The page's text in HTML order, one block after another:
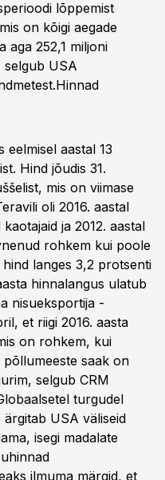
lõppemist
on kõigi aegade
aga 252,1 miljoni
USA
Hinnad
eelmisel aastal 13
Hind jõudis 31.
mis on viimase
oli 2016. aastal
ja 2012. aastal
rohkem kui poole
langes 3,2 protsenti
hinnalangus ulatub
nisueksportija -
et riigi 2016. aasta
on rohkem, kui
saak on
selgub CRM
turgudel
USA väliseid
isegi madalate
ilmuma märgid, et